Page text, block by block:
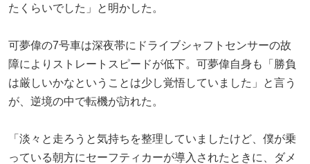
たくらいでした」と明かした。
可夢偉の7号車は深夜帯にドライブシャフトセンサーの故
障によりストレートスピードが低下。可夢偉自身も「勝負
は厳しいかなということは少し覚悟していました」と言う
が、逆境の中で転機が訪れた。
「淡々と走ろうと気持ちを整理していましたけど、僕が乗
っている朝方にセーフティカーが導入されたときに、ダメ